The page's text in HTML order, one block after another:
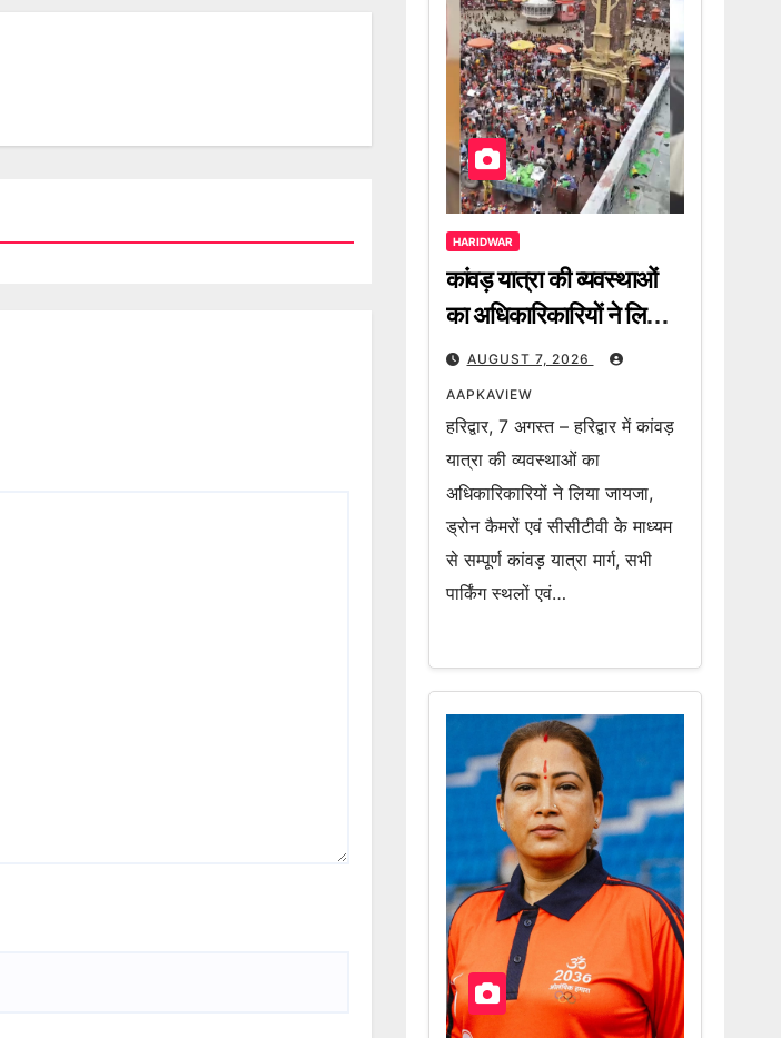
HARIDWAR
कांवड़ यात्रा की व्यवस्थाओं
का अधिकारिकारियों ने लिया
जायजा, ड्रोन कैमरों एवं
सीसीटीवी के माध्यम से सम्पूर्ण
कांवड़ यात्रा मार्ग की हो रही
लाइव मॉनिटरिंग
AUGUST 7, 2026
AAPKAVIEW
हरिद्वार, 7 अगस्त – हरिद्वार में कांवड़
यात्रा की व्यवस्थाओं का
अधिकारिकारियों ने लिया जायजा,
ड्रोन कैमरों एवं सीसीटीवी के माध्यम
से सम्पूर्ण कांवड़ यात्रा मार्ग, सभी
पार्किंग स्थलों एवं…